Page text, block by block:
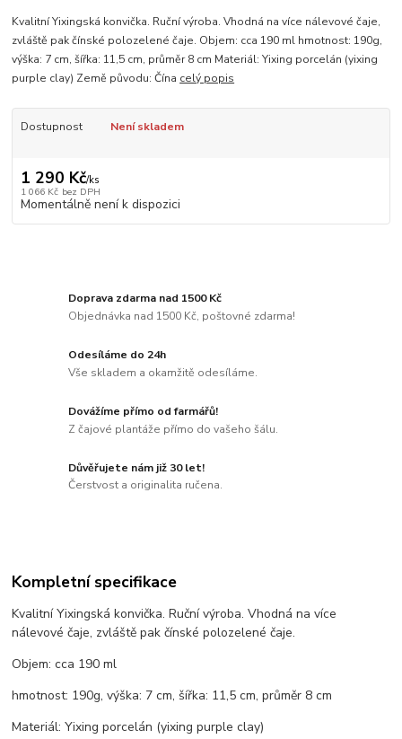
Kvalitní Yixingská konvička. Ruční výroba. Vhodná na více nálevové čaje,
zvláště pak čínské polozelené čaje. Objem: cca 190 ml hmotnost: 190g,
výška: 7 cm, šířka: 11,5 cm, průměr 8 cm Materiál: Yixing porcelán (yixing
purple clay) Země původu: Čína celý popis
Dostupnost Není skladem
1 290 Kč/ks
1 066 Kč bez DPH
Momentálně není k dispozici
Doprava zdarma nad 1500 Kč
Objednávka nad 1500 Kč, poštovné zdarma!
Odesíláme do 24h
Vše skladem a okamžitě odesíláme.
Dovážíme přímo od farmářů!
Z čajové plantáže přímo do vašeho šálu.
Důvěřujete nám již 30 let!
Čerstvost a originalita ručena.
Kompletní specifikace
Kvalitní Yixingská konvička. Ruční výroba. Vhodná na více
nálevové čaje, zvláště pak čínské polozelené čaje.
Objem: cca 190 ml
hmotnost: 190g, výška: 7 cm, šířka: 11,5 cm, průměr 8 cm
Materiál: Yixing porcelán (yixing purple clay)